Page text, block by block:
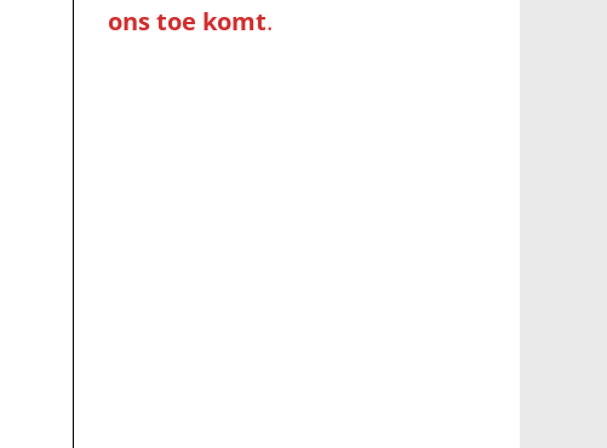
ons toe komt.